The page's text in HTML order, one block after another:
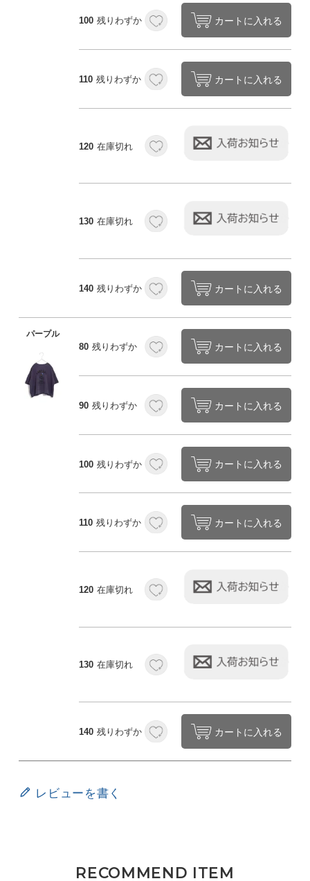
100 残りわずか カートに入れる
110 残りわずか カートに入れる
120 在庫切れ
130 在庫切れ
140 残りわずか カートに入れる
パープル
80 残りわずか カートに入れる
90 残りわずか カートに入れる
100 残りわずか カートに入れる
110 残りわずか カートに入れる
120 在庫切れ
130 在庫切れ
140 残りわずか カートに入れる
レビューを書く